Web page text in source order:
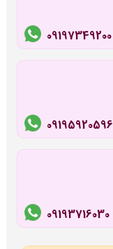
09197349200
09195920596
09193716030